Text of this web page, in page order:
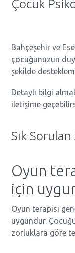
Çocuk
Bahçeşehir ve
çocuğunuzun
şekilde
Detaylı bilgi
iletişime
Sık
Oyun
için
Oyun terapisi
uygundur.
zorluklara göre